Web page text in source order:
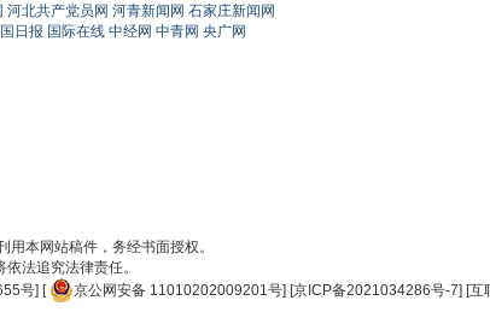
河北共产党员网 河青新闻网 石家庄新闻网
日报 国际在线 中经网 中青网 央广网
本网站稿件，务经书面授权。
法追究法律责任。
号] [ 京公网安备 11010202009201号] [京ICP备2021034286号-7] [互